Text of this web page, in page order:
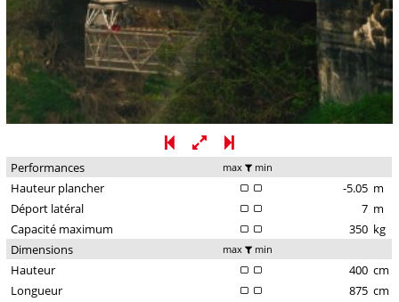
Performances max min
Hauteur plancher -5.05 m
Déport latéral
7 m
Capacité maximum
350 kg
Dimensions
max min
Hauteur 400 cm
Longueur
875 cm